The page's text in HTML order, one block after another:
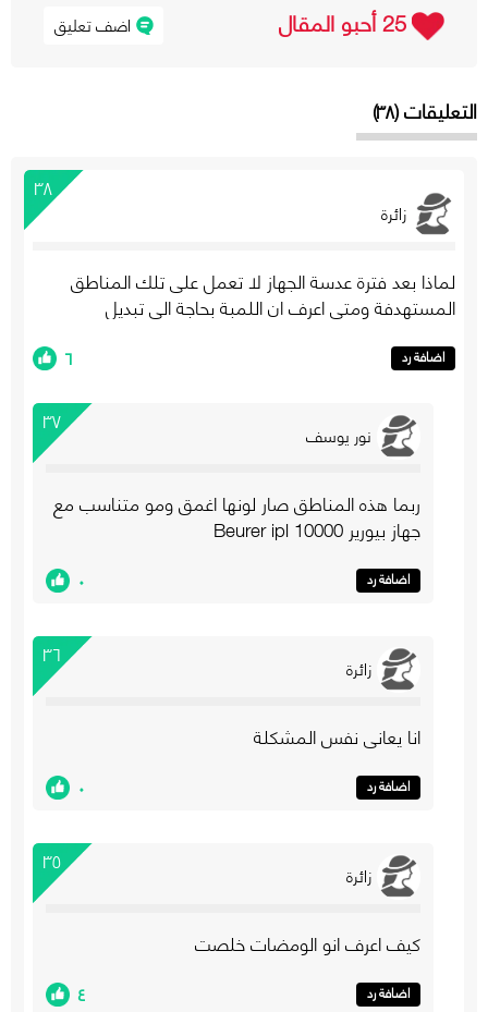
اضف تعليق 25 أحبو المقال
التعليقات (٣٨)
٣٨
زائرة
لماذا بعد فترة عدسة الجهاز لا تعمل على تلك المناطق
المستهدفة ومتى اعرف ان اللمبة بحاجة الى تبديل
اضافة رد ٦
٣٧ نور يوسف
ربما هذه المناطق صار لونها اغمق ومو متناسب مع
جهاز بيورير 10000 Beurer ipl
اضافة رد ٠
٣٦ زائرة
انا يعاني نفس المشكلة
اضافة رد ٠
٣٥ زائرة
كيف اعرف انو الومضات خلصت
اضافة رد ٤